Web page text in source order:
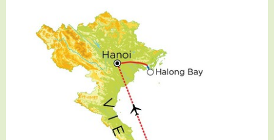
PRAKTISCHE INFORMATIE
Accommodatie
Vliegreis
Vervoer
FAQ
FOTO'S EN VIDEO
REIS BOEKEN